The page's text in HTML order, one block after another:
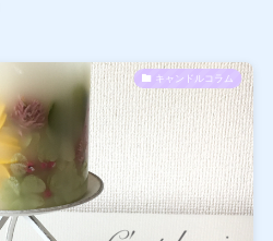
キャンドルコラム